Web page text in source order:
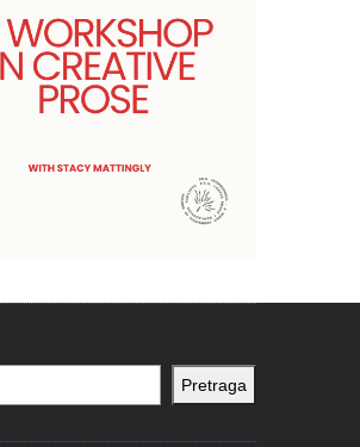
Pretraga